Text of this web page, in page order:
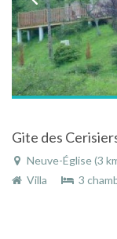
Gite des
Neuve-Église (3
Villa
3